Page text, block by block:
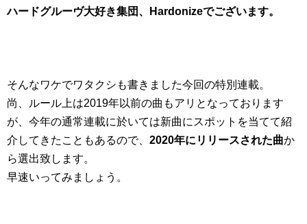
ハードグルーヴ大好き集団、Hardonizeでございます。
そんなワケでワタクシも書きました今回の特別連載。
尚、ルール上は2019年以前の曲もアリとなっております
が、今年の通常連載に於いては新曲にスポットを当てて紹
介してきたこともあるので、 2020年にリリースされた曲か
ら選出致します。
早速いってみましょう。